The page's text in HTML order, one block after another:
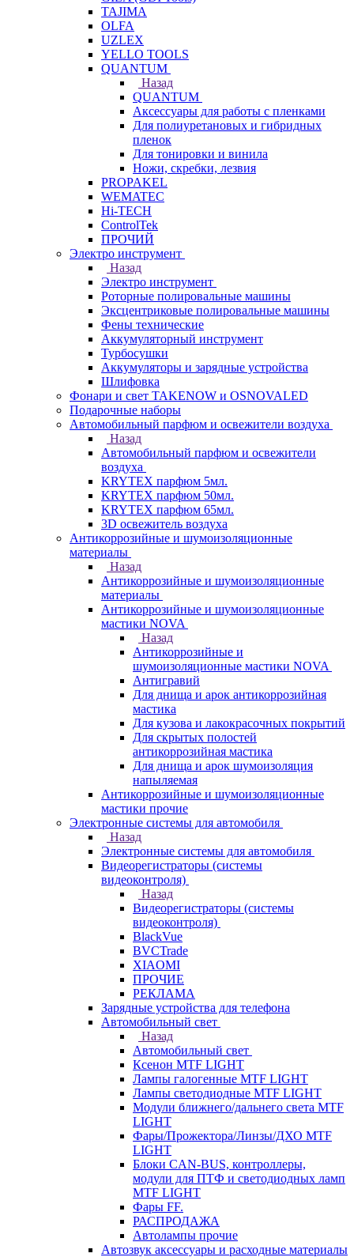
TAJIMA
OLFA
UZLEX
YELLO TOOLS
QUANTUM
Назад
QUANTUM
Аксессуары для работы с пленками
Для полиуретановых и гибридных
пленок
Для тонировки и винила
Ножи, скребки, лезвия
PROPAKEL
WEMATEC
Hi-TECH
ControlTek
ПРОЧИЙ
Электро инструмент
Назад
Электро инструмент
Роторные полировальные машины
Эксцентриковые полировальные машины
Фены технические
Аккумуляторный инструмент
Турбосушки
Аккумуляторы и зарядные устройства
Шлифовка
Фонари и свет TAKENOW и OSNOVALED
Подарочные наборы
Автомобильный парфюм и освежители воздуха
Назад
Автомобильный парфюм и освежители
воздуха
KRYTEX парфюм 5мл.
KRYTEX парфюм 50мл.
KRYTEX парфюм 65мл.
3D освежитель воздуха
Антикоррозийные и шумоизоляционные
материалы
Назад
Антикоррозийные и шумоизоляционные
материалы
Антикоррозийные и шумоизоляционные
мастики NOVA
Назад
Антикоррозийные и
шумоизоляционные мастики NOVA
Антигравий
Для днища и арок антикоррозийная
мастика
Для кузова и лакокрасочных покрытий
Для скрытых полостей
антикоррозийная мастика
Для днища и арок шумоизоляция
напыляемая
Антикоррозийные и шумоизоляционные
мастики прочие
Электронные системы для автомобиля
Назад
Электронные системы для автомобиля
Видеорегистраторы (системы
видеоконтроля)
Назад
Видеорегистраторы (системы
видеоконтроля)
BlackVue
BVCTrade
XIAOMI
ПРОЧИЕ
РЕКЛАМА
Зарядные устройства для телефона
Автомобильный свет
Назад
Автомобильный свет
Ксенон MTF LIGHT
Лампы галогенные MTF LIGHT
Лампы светодиодные MTF LIGHT
Модули ближнего/дальнего света MTF
LIGHT
Фары/Прожектора/Линзы/ДХО MTF
LIGHT
Блоки CAN-BUS, контроллеры,
модули для ПТФ и светодиодных ламп
MTF LIGHT
Фары FF.
РАСПРОДАЖА
Автолампы прочие
Автозвук аксессуары и расходные материалы